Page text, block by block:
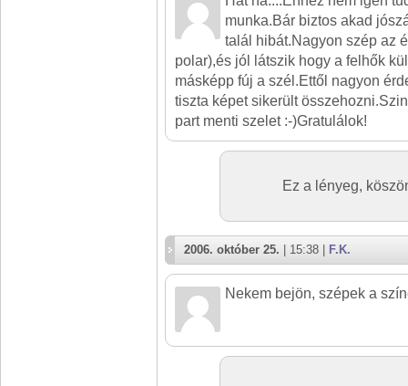
munka.Bár biztos akad
talál hibát.Nagyon szép az
polar),és jól látszik hogy a felhők
másképp fúj a szél.Ettől nagyon
tiszta képet sikerült
part menti szelet :-)Gratulálok!
Ez a lényeg,
2006. október 25. | 15:38 | F.K.
Nekem bejön, szépek a